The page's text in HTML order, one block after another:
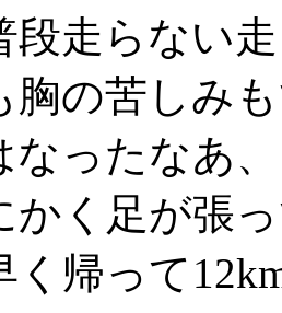
段走らない
胸の苦しみ
なったなあ
かく足が張
く帰って